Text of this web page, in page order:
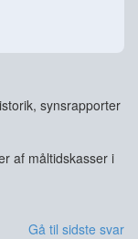
synsrapporter
af måltidskasser i
Gå til sidste svar